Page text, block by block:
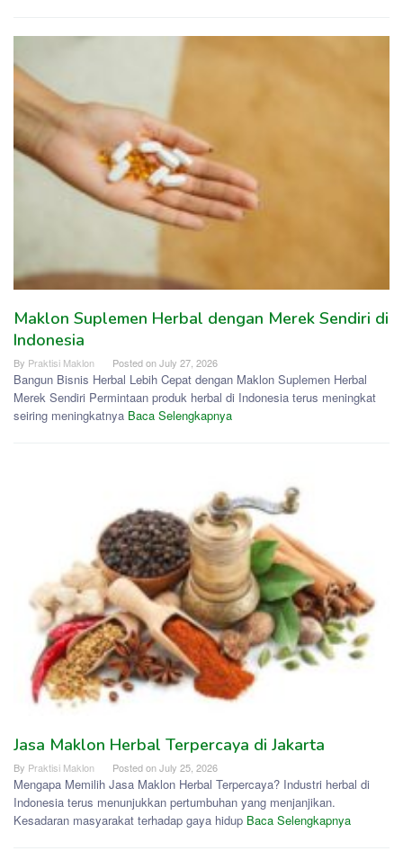
Maklon Suplemen Herbal dengan Merek Sendiri di
Indonesia
By Praktisi Maklon Posted onJuly 27, 2026
Bangun Bisnis Herbal Lebih Cepat dengan Maklon Suplemen Herbal
Merek Sendiri Permintaan produk herbal di Indonesia terus meningkat
seiring meningkatnya Baca Selengkapnya
Jasa Maklon Herbal Terpercaya di Jakarta
By Praktisi Maklon Posted onJuly 25, 2026
Mengapa Memilih Jasa Maklon Herbal Terpercaya? Industri herbal di
Indonesia terus menunjukkan pertumbuhan yang menjanjikan.
Kesadaran masyarakat terhadap gaya hidup Baca Selengkapnya